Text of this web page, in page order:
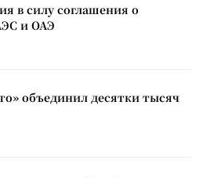
в силу соглашения о
и ОАЭ
объединил десятки тысяч